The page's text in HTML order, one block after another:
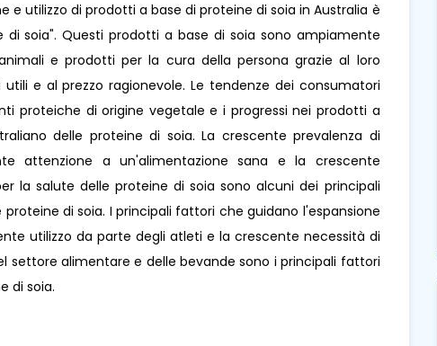
e utilizzo di prodotti a base di proteine ​​di soia in Australia è
soia". Questi prodotti a base di soia sono ampiamente
e prodotti per la cura della persona grazie al loro
e al prezzo ragionevole. Le tendenze dei consumatori
proteiche di origine vegetale e i progressi nei prodotti a
delle proteine ​​di soia. La crescente prevalenza di
attenzione a un'alimentazione sana e la crescente
la salute delle proteine ​​di soia sono alcuni dei principali
​​di soia. I principali fattori che guidano l'espansione
utilizzo da parte degli atleti e la crescente necessità di
settore alimentare e delle bevande sono i principali fattori
​​di soia.